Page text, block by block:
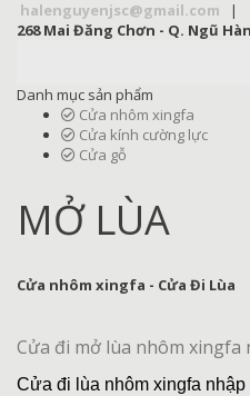
halenguyenjsc@gmail.com |
268 Mai Đăng Chơn - Q. Ngũ
Danh mục sản phẩm
Cửa nhôm xingfa
Cửa kính cường lực
Cửa gỗ
MỞ LÙA
Cửa nhôm xingfa - Cửa Đi Lùa
Cửa đi mở lùa nhôm xingfa
Cửa đi lùa nhôm xingfa